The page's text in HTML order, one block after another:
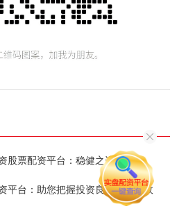
股票配资平台：稳健之选
平台：助您把握投资良机，放大收